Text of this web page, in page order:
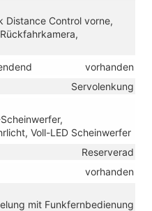
Distance Control vorne,
vorhanden
Servolenkung
Voll-LED Scheinwerfer
Reserverad
vorhanden
mit Funkfernbedienung